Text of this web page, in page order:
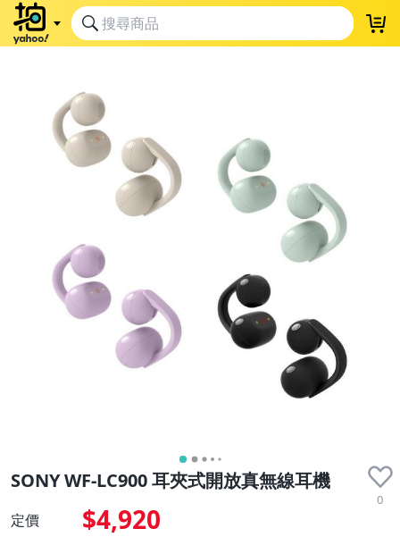
SONY WF-LC900 耳夾式開放真無線耳機
0
定價 $4,920